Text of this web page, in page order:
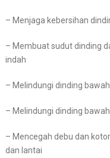
– Menjaga kebersihan
– Membuat sudut dinding
indah
– Melindungi dinding
– Melindungi dinding
– Mencegah debu dan
dan lantai